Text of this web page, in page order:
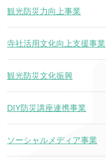
観光防災力向上事業
寺社活用文化向上支援事業
観光防災文化振興
DIY防災講座連携事業
ソーシャルメディア事業